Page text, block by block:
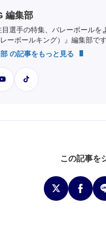
編集部
選手の特集、バレーボール
ーボールキング）』編集部です
の記事をもっと見る
この記事を